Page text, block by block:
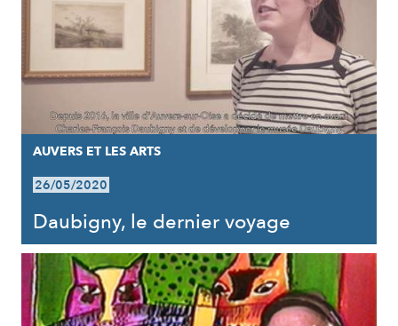
AUVERS ET LES ARTS
26/05/2020
Daubigny, le dernier voyage